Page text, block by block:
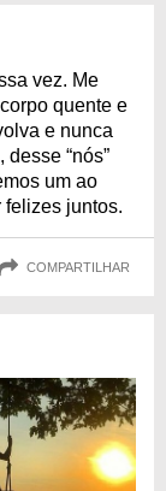
vez. Me
quente e
e nunca
“nós”
um ao
felizes juntos.
COMPARTILHAR